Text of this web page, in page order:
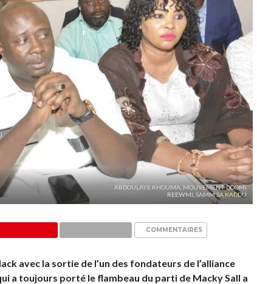
ABDOULAYE KHOUMA, MOUVEMENT DOOMI
REEWMI, SAMM SA KADDU
COMMENTAIRES
avec la sortie de l’un des fondateurs de l’alliance
a toujours porté le flambeau du parti de Macky Sall a